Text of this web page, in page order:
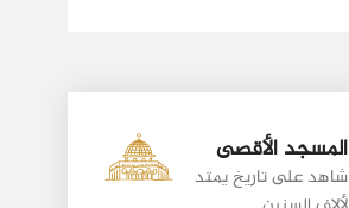
المسجد الأقصى
شاهد على تاريخ يمتد